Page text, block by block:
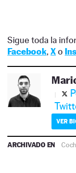
Sigue toda la
Facebook, Xo
VER
ARCHIVADO EN